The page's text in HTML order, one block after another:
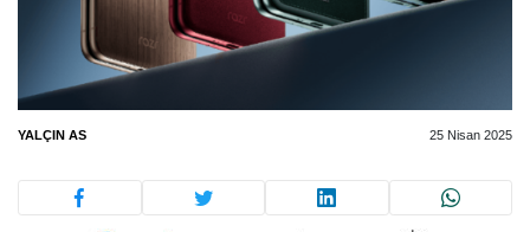
YALÇIN AS 25 Nisan 2025